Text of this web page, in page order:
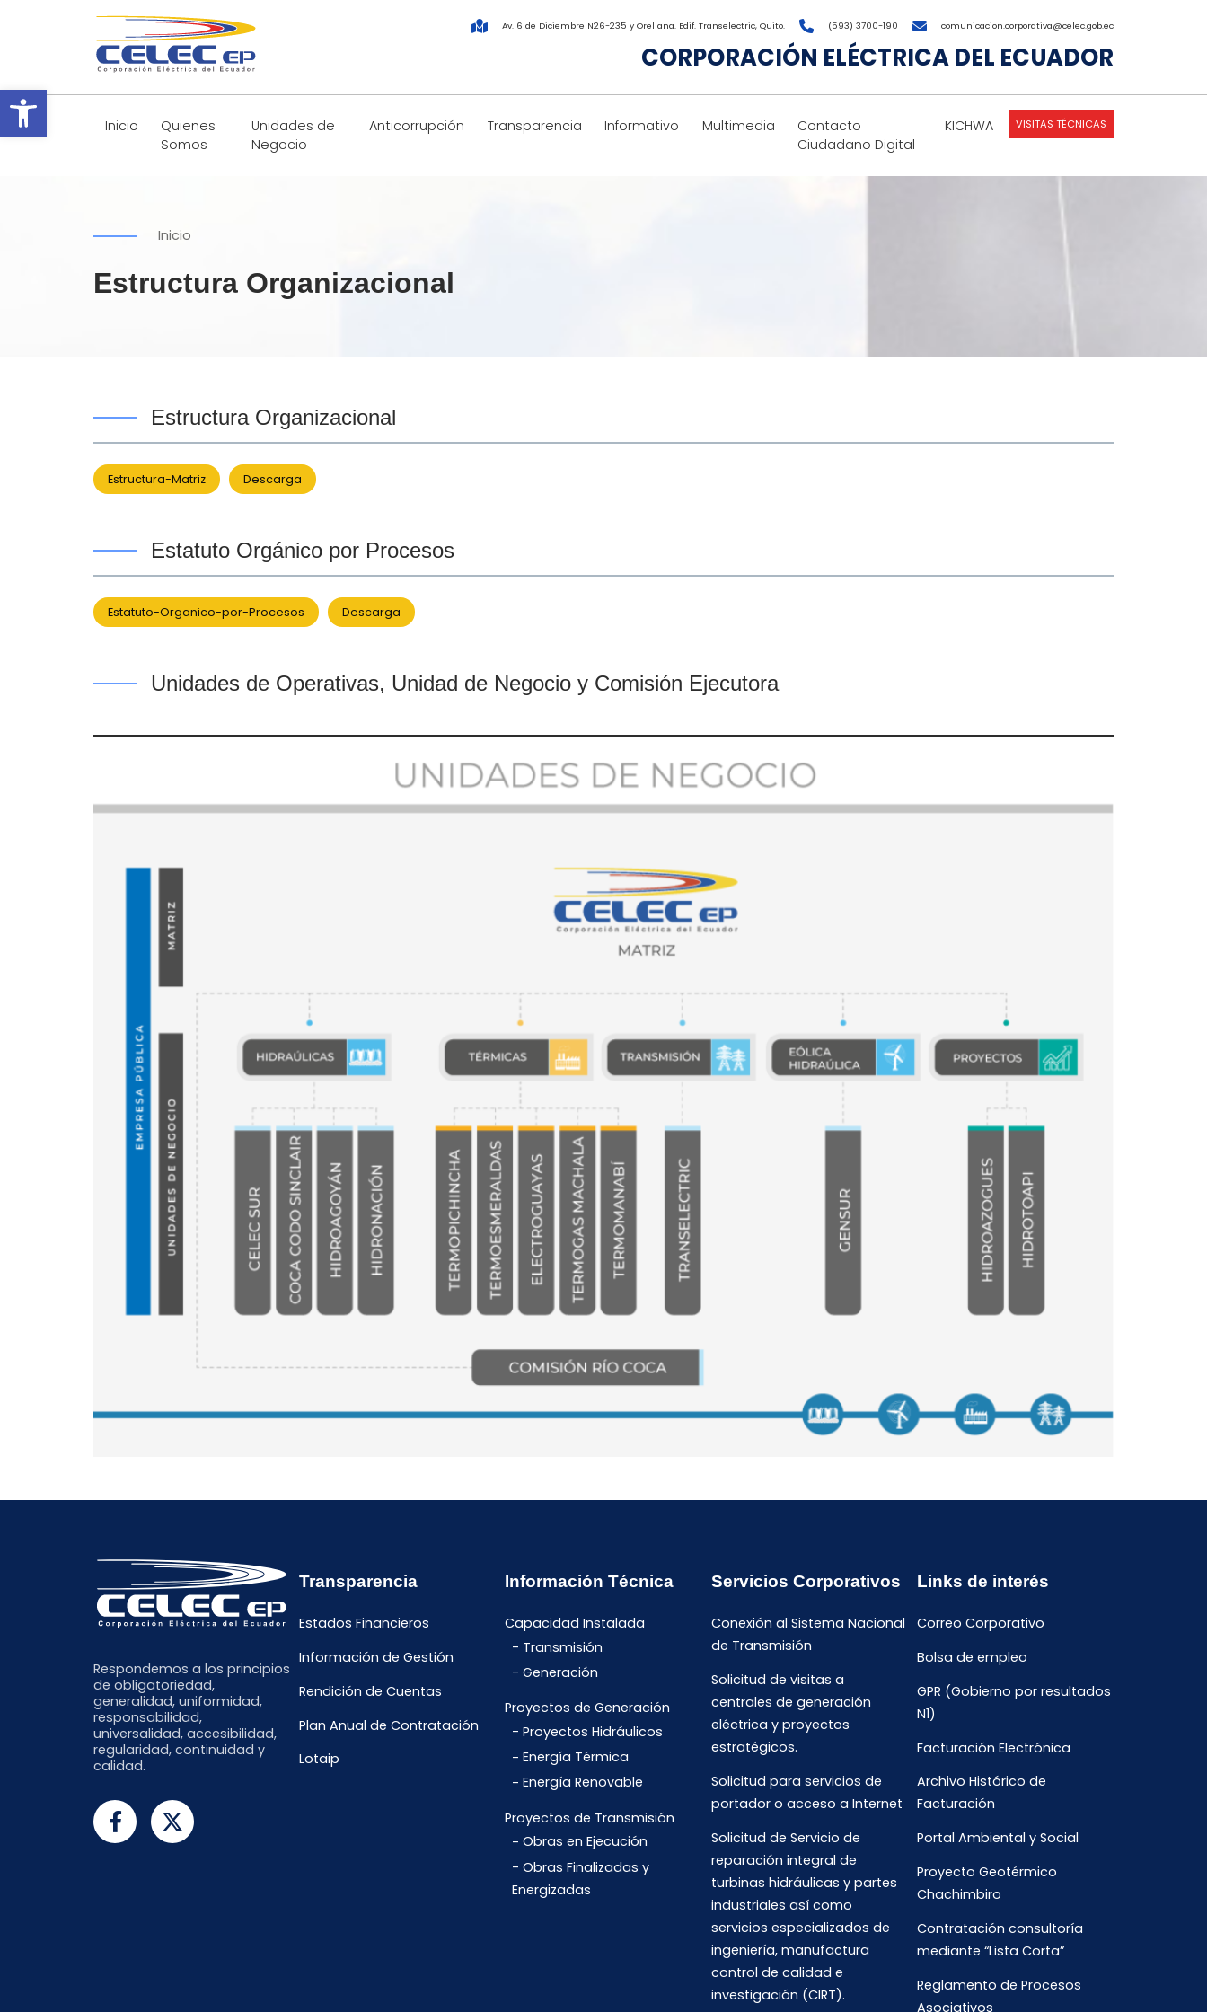
Abrir barra de herramientas
Av. 6 de Diciembre N26-235 y Orellana. Edif. Transelectric, Quito. (593) 3700-190 comunicacion.corporativa@celec.gob.ec
CORPORACIÓN ELÉCTRICA DEL ECUADOR
Inicio
Quienes
Somos
Unidades de
Negocio
Anticorrupción Transparencia Informativo Multimedia
Contacto
Ciudadano Digital
KICHWA VISITAS TÉCNICAS
Inicio
Estructura Organizacional
Estructura Organizacional
Estructura-Matriz Descarga
Estatuto Orgánico por Procesos
Estatuto-Organico-por-Procesos Descarga
Unidades de Operativas, Unidad de Negocio y Comisión Ejecutora
Respondemos a los principios
de obligatoriedad,
generalidad, uniformidad,
responsabilidad,
universalidad, accesibilidad,
regularidad, continuidad y
calidad.
Transparencia
Estados Financieros
Información de Gestión
Rendición de Cuentas
Plan Anual de Contratación
Lotaip
Información Técnica
Capacidad Instalada
Transmisión
Generación
Proyectos de Generación
Proyectos Hidráulicos
Energía Térmica
Energía Renovable
Proyectos de Transmisión
Obras en Ejecución
Obras Finalizadas y
Energizadas
Servicios Corporativos
Conexión al Sistema Nacional
de Transmisión
Solicitud de visitas a
centrales de generación
eléctrica y proyectos
estratégicos.
Solicitud para servicios de
portador o acceso a Internet
Solicitud de Servicio de
reparación integral de
turbinas hidráulicas y partes
industriales así como
servicios especializados de
ingeniería, manufactura
control de calidad e
investigación (CIRT).
Links de interés
Correo Corporativo
Bolsa de empleo
GPR (Gobierno por resultados
N1)
Facturación Electrónica
Archivo Histórico de
Facturación
Portal Ambiental y Social
Proyecto Geotérmico
Chachimbiro
Contratación consultoría
mediante “Lista Corta”
Reglamento de Procesos
Asociativos